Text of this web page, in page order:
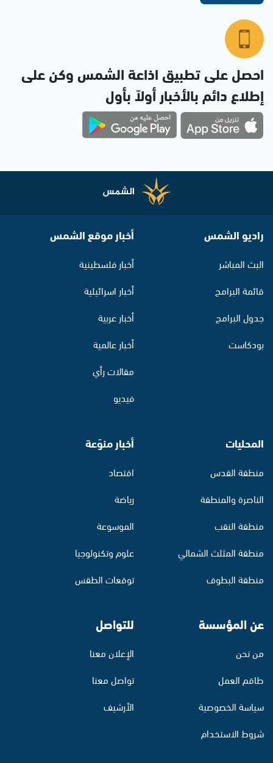
احصل على تطبيق اذاعة الشمس وكن على
إطلاع دائم بالأخبار أولاً بأول
راديو الشمس
البث المباشر
قائمة البرامج
جدول البرامج
بودكاست
أخبار موقع الشمس
أخبار فلسطينية
أخبار اسرائيلية
أخبار عربية
أخبار عالمية
مقالات رأي
فيديو
المحليات
منطقة القدس
الناصرة والمنطقة
منطقة النقب
منطقة المثلث الشمالي
منطقة البطوف
أخبار منوّعة
اقتصاد
رياضة
الموسوعة
علوم وتكنولوجيا
توقعات الطقس
عن المؤسسة
من نحن
طاقم العمل
سياسة الخصوصية
شروط الاستخدام
للتواصل
الإعلان معنا
تواصل معنا
الأرشيف